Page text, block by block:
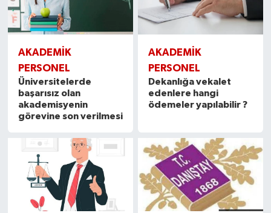
AKADEMİK
PERSONEL
Üniversitelerde
başarısız olan
akademisyenin
görevine son verilmesi
AKADEMİK
PERSONEL
Dekanlığa vekalet
edenlere hangi
ödemeler yapılabilir ?